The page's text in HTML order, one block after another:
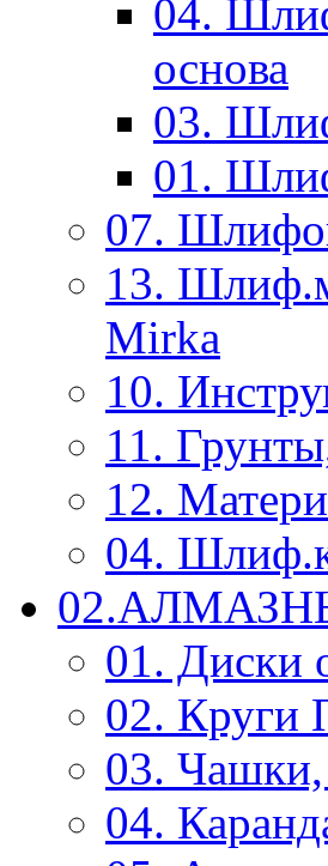
04.
основа
03.
01.
07.
13.
Mirka
10.
11.
12.
04.
01. Диски
02. Круги
03. Чашки,
04.